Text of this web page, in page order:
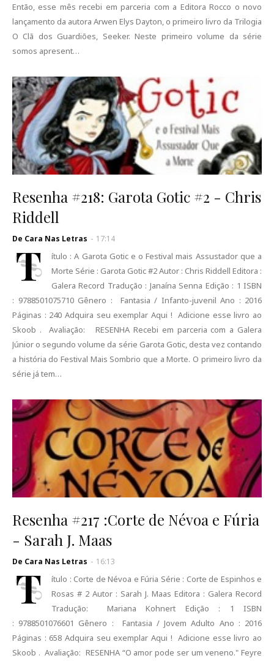
Então, esse mês recebi em parceria com a Editora Rocco o novo
lançamento da autora Arwen Elys Dayton, o primeiro livro da Trilogia
O Clã dos Guardiões, Seeker. Neste primeiro volume da série
somos apresent…
Resenha #218: Garota Gotic #2 - Chris
Riddell
De Cara Nas Letras - 17:14
T
ítulo : A Garota Gotic e o Festival mais Assustador que a
Morte Série : Garota Gotic #2 Autor : Chris Riddell Editora :
Galera Record Tradução : Janaína Senna Edição : 1 ISBN
: 9788501075710 Gênero : Fantasia / Infanto-juvenil Ano : 2016
Páginas : 240 Adquira seu exemplar Aqui ! Adicione esse livro ao
Skoob . Avaliação: RESENHA Recebi em parceria com a Galera
Júnior o segundo volume da série Garota Gotic, desta vez contando
a história do Festival Mais Sombrio que a Morte. O primeiro livro da
série já tem…
Resenha #217 :Corte de Névoa e Fúria
- Sarah J. Maas
De Cara Nas Letras - 16:13
T
ítulo : Corte de Névoa e Fúria Série : Corte de Espinhos e
Rosas # 2 Autor : Sarah J. Maas Editora : Galera Record
Tradução: Mariana Kohnert Edição : 1 ISBN
: 9788501076601 Gênero : Fantasia / Jovem Adulto Ano : 2016
Páginas : 658 Adquira seu exemplar Aqui ! Adicione esse livro ao
Skoob . Avaliação: RESENHA “O amor pode ser um veneno." Feyre